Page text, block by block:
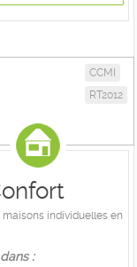
CCMI
RT2012
maisons individuelles en
: